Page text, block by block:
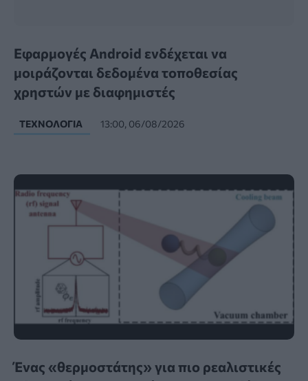
Εφαρμογές Android ενδέχεται να
μοιράζονται δεδομένα τοποθεσίας
χρηστών με διαφημιστές
ΤΕΧΝΟΛΟΓΊΑ 13:00, 06/08/2026
Ένας «θερμοστάτης» για πιο ρεαλιστικές